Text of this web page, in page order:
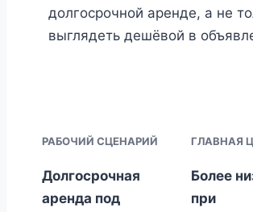
долгосрочной аренде, а не
выглядеть дешёвой в
РАБОЧИЙ СЦЕНАРИЙ
Долгосрочная
аренда под
ГЛАВНАЯ
Более
при